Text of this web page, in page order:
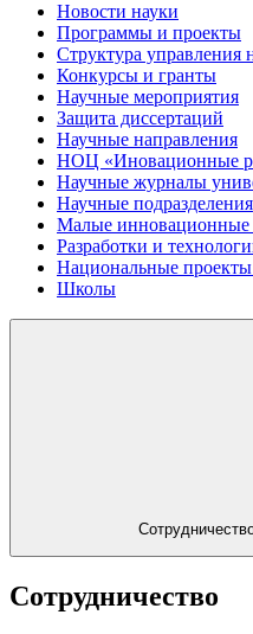
Новости науки
Программы и проекты
Структура управления
Конкурсы и гранты
Научные мероприятия
Защита диссертаций
Научные направления
НОЦ «Иновационные
Научные журналы
Научные подразделения
Малые
Разработки и
Национальные
Школы
Сотрудничество